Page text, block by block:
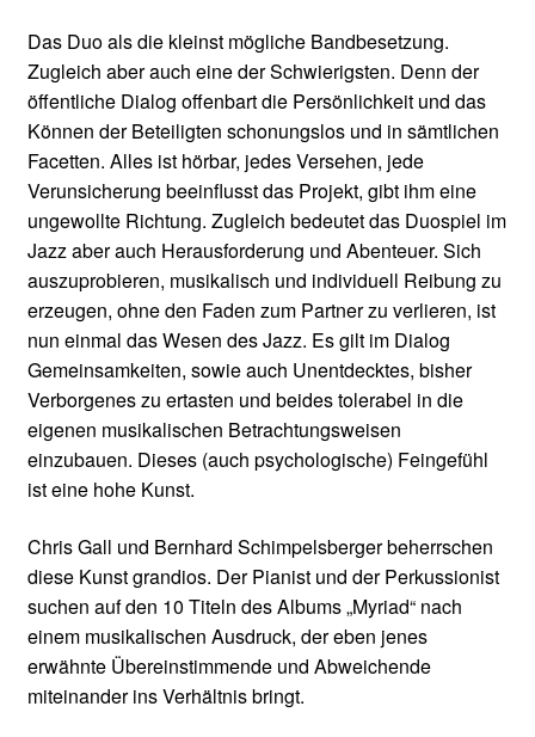
Das Duo als die kleinst mögliche Bandbesetzung.
Zugleich aber auch eine der Schwierigsten. Denn der
öffentliche Dialog offenbart die Persönlichkeit und das
Können der Beteiligten schonungslos und in sämtlichen
Facetten. Alles ist hörbar, jedes Versehen, jede
Verunsicherung beeinflusst das Projekt, gibt ihm eine
ungewollte Richtung. Zugleich bedeutet das Duospiel im
Jazz aber auch Herausforderung und Abenteuer. Sich
auszuprobieren, musikalisch und individuell Reibung zu
erzeugen, ohne den Faden zum Partner zu verlieren, ist
nun einmal das Wesen des Jazz. Es gilt im Dialog
Gemeinsamkeiten, sowie auch Unentdecktes, bisher
Verborgenes zu ertasten und beides tolerabel in die
eigenen musikalischen Betrachtungsweisen
einzubauen. Dieses (auch psychologische) Feingefühl
ist eine hohe Kunst.
Chris Gall und Bernhard Schimpelsberger beherrschen
diese Kunst grandios. Der Pianist und der Perkussionist
suchen auf den 10 Titeln des Albums „Myriad“ nach
einem musikalischen Ausdruck, der eben jenes
erwähnte Übereinstimmende und Abweichende
miteinander ins Verhältnis bringt.